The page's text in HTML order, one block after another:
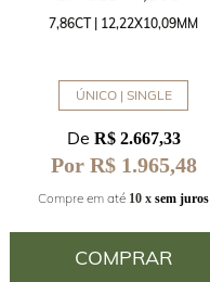
7,86CT | 12,22X10,09MM
ÚNICO | SINGLE
De R$ 2.667,33
Por R$ 1.965,48
Compre em até 10 x sem juros
COMPRAR